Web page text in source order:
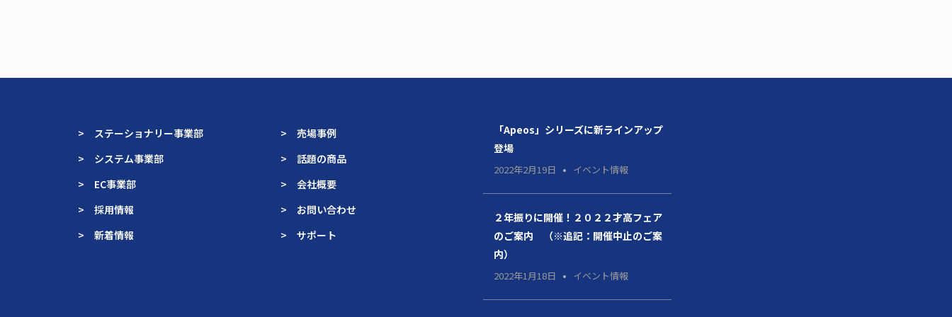
> ステーショナリー事業部
> システム事業部
> EC事業部
> 採用情報
> 新着情報
> 売場事例
> 話題の商品
> 会社概要
> お問い合わせ
> サポート
「Apeos」シリーズに新ラインアップ
登場
2022年2月19日 イベント情報
２年振りに開催！２０２２才高フェア
のご案内 （※追記：開催中止のご案
内）
2022年1月18日 イベント情報